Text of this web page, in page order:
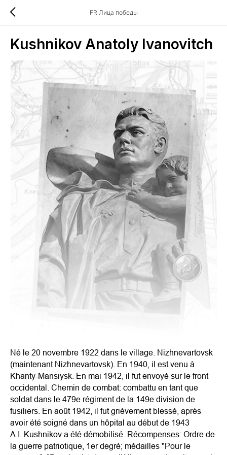
FR Лица победы
Kushnikov Anatoly Ivanovitch
Né le 20 novembre 1922 dans le village. Nizhnevartovsk
(maintenant Nizhnevartovsk). En 1940, il est venu à
Khanty-Mansiysk. En mai 1942, il fut envoyé sur le front
occidental. Chemin de combat: combattu en tant que
soldat dans le 479e régiment de la 149e division de
fusiliers. En août 1942, il fut grièvement blessé, après
avoir été soigné dans un hôpital au début de 1943
A.I. Kushnikov a été démobilisé. Récompenses: Ordre de
la guerre patriotique, 1er degré; médailles "Pour le